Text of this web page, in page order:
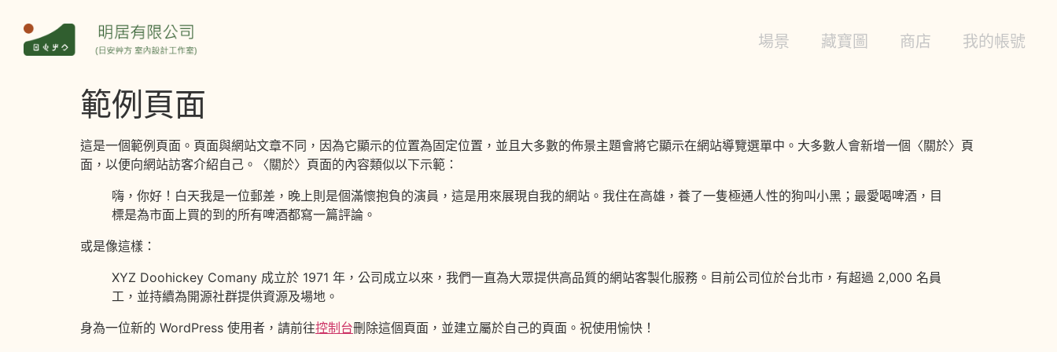
場景 藏寶圖 商店 我的帳號
範例頁面
這是一個範例頁面。頁面與網站文章不同，因為它顯示的位置為固定位置，並且大多數的佈景主題會將它顯示在網站導覽選單中。大多數人會新增一個〈關於〉頁
面，以便向網站訪客介紹自己。〈關於〉頁面的內容類似以下示範：
嗨，你好！白天我是一位郵差，晚上則是個滿懷抱負的演員，這是用來展現自我的網站。我住在高雄，養了一隻極通人性的狗叫小黑；最愛喝啤酒，目
標是為市面上買的到的所有啤酒都寫一篇評論。
或是像這樣：
XYZ Doohickey Comany 成立於 1971 年，公司成立以來，我們一直為大眾提供高品質的網站客製化服務。目前公司位於台北市，有超過 2,000 名員
工，並持續為開源社群提供資源及場地。
身為一位新的 WordPress 使用者，請前往控制台刪除這個頁面，並建立屬於自己的頁面。祝使用愉快！